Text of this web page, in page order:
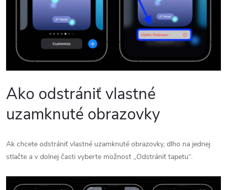
Ako odstrániť vlastné
uzamknuté obrazovky
Ak chcete odstrániť vlastné uzamknuté obrazovky, dlho na jednej
stlačte a v dolnej časti vyberte možnosť „Odstrániť tapetu“.